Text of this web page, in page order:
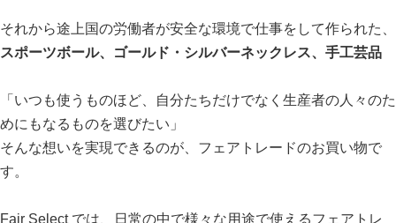
それから途上国の労働者が安全な環境で仕事をして作られた、
スポーツボール、ゴールド・シルバーネックレス、手工芸品
「いつも使うものほど、自分たちだけでなく生産者の人々のた
めにもなるものを選びたい」
そんな想いを実現できるのが、フェアトレードのお買い物で
す。
Fair Select では、日常の中で様々な用途で使えるフェアトレ